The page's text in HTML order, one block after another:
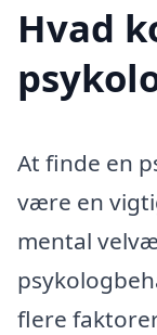
Hvad
At finde en
være en
mental
flere